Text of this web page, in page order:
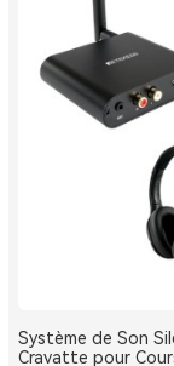
Système de Son
Cravatte pour